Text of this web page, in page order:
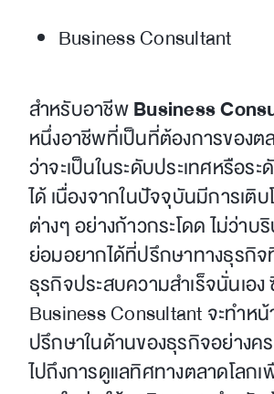
Business Consultant
สำหรับอาชีพBusiness
หนึ่งอาชีพที่เป็นที่ต้องการของต
ว่าจะเป็นในระดับประเทศหรือร
ได้ เนื่องจากในปัจจุบันมีการเติ
ต่างๆ อย่างก้าวกระโดด ไม่ว่าบ
ย่อมอยากได้ที่ปรึกษาทางธุรกิจ
ธุรกิจประสบความสำเร็จนั่นเอ
Business Consultant จะทำหน้
ปรึกษาในด้านของธุรกิจอย่างค
ไปถึงการดูแลทิศทางตลาดโลกเ